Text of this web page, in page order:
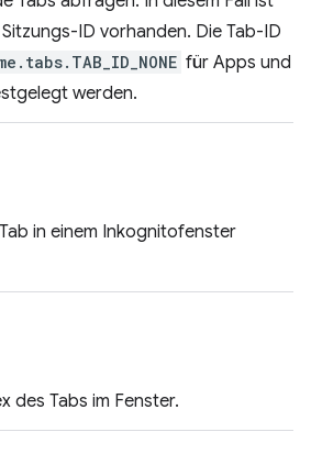
ID vorhanden. Die Tab-ID
für Apps und
werden.
in einem Inkognitofenster
des Tabs im Fenster.